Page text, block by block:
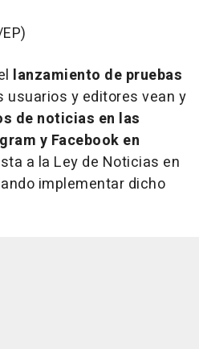
lanzamiento de pruebas
usuarios y editores vean y
de noticias en las
y Facebook en
a la Ley de Noticias en
implementar dicho